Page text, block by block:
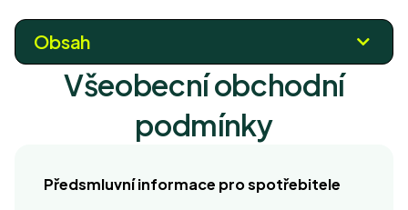
Obsah
Všeobecní obchodní
podmínky
Předsmluvní informace pro spotřebitele